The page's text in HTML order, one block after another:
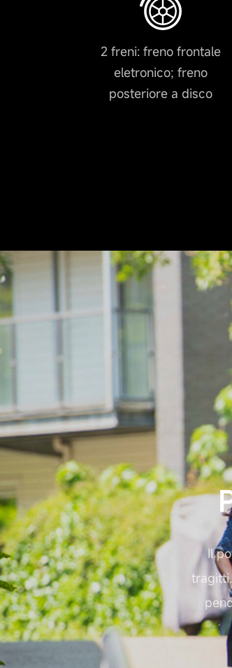
2 freni: freno frontale
eletronico; freno
posteriore a disco
Il